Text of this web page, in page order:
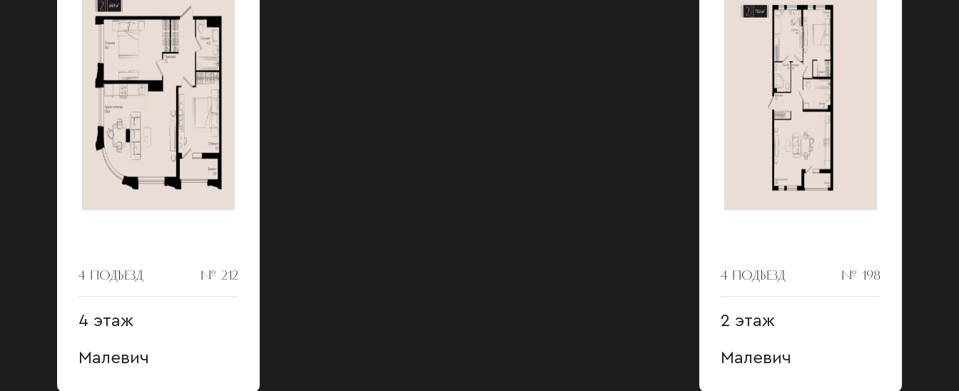
4 ПОДЪЕЗД № 212
4 этаж
Малевич
4 ПОДЪЕЗД № 198
2 этаж
Малевич